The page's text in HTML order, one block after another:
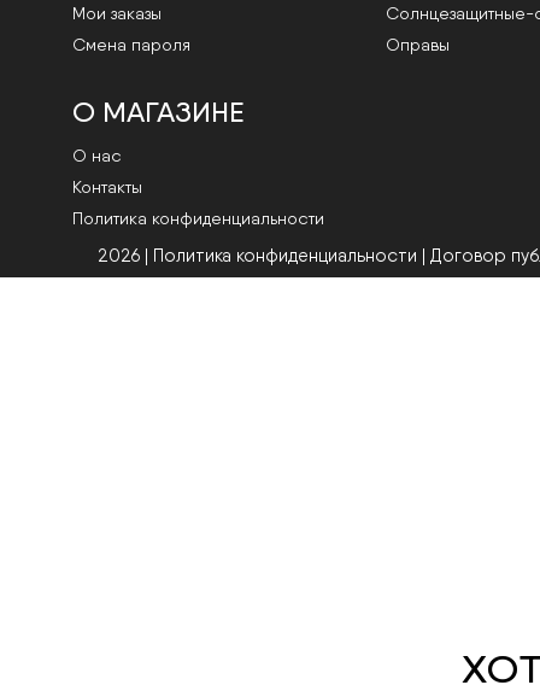
Мои заказы
Смена пароля
Cолнцезащитные-
Оправы
О МАГАЗИНЕ
О нас
Контакты
Политика конфиденциальности
2026 | Политика конфиденциальности | Договор